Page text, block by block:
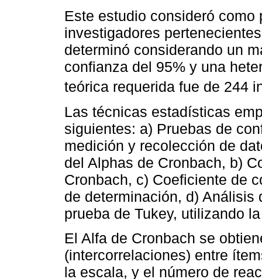
Este estudio consideró
investigadores
determinó considerando un
confianza del 95% y una
teórica requerida fue de 244
Las técnicas estadísticas
siguientes: a) Pruebas de
medición y recolección de
del Alphas de Cronbach, b)
Cronbach, c) Coeficiente de
de determinación, d)
prueba de Tukey, utilizando
El Alfa de Cronbach se
(intercorrelaciones) entre
la escala, y el número de